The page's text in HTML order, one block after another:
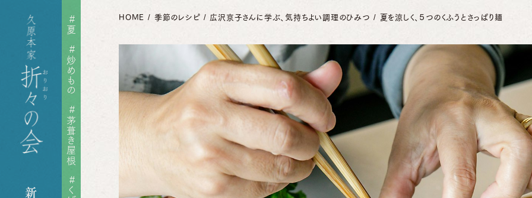
HOME 季節のレシピ 広沢京子さんに学ぶ、気持ちよい調理のひみつ 夏を涼しく、５つのくふうとさっぱり麺
#
夏
#
炒めもの
#
茅葺き屋根
#